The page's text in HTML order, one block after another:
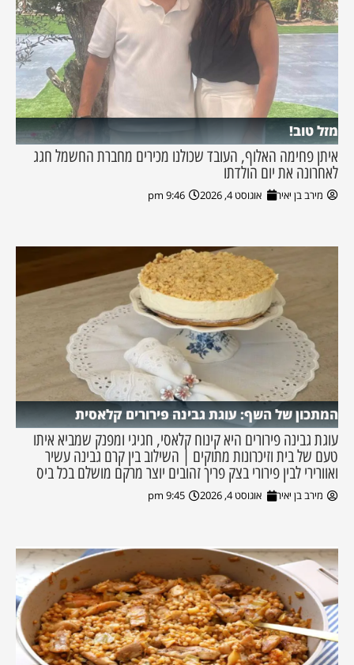
מזל טוב!
איתן פחימה האלוף, העובד שכולנו מכירים מחברת החשמל חגג
לאחרונה את יום הולדתו
מירב בן יאיר אוגוסט 4, 2026 9:46 pm
המתכון של השף: עוגת גבינה פירורים קלאסית
עוגת גבינה פירורים היא קינוח קלאסי, חגיגי ומפנק שמביא איתו
טעם של בית וזיכרונות מתוקים | השילוב בין קרם גבינה עשיר
ואוורירי לבין פירורי בצק פריך זהובים יוצר מרקם מושלם בכל ביס
מירב בן יאיר אוגוסט 4, 2026 9:45 pm